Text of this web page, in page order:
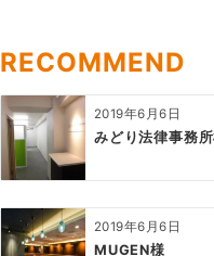
ゲ
ー
シ
ョ
RECOMMEND
2019年6月6日
みどり法律事務
2019年6月6日
MUGEN様